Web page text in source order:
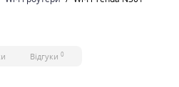
Відгуки 0